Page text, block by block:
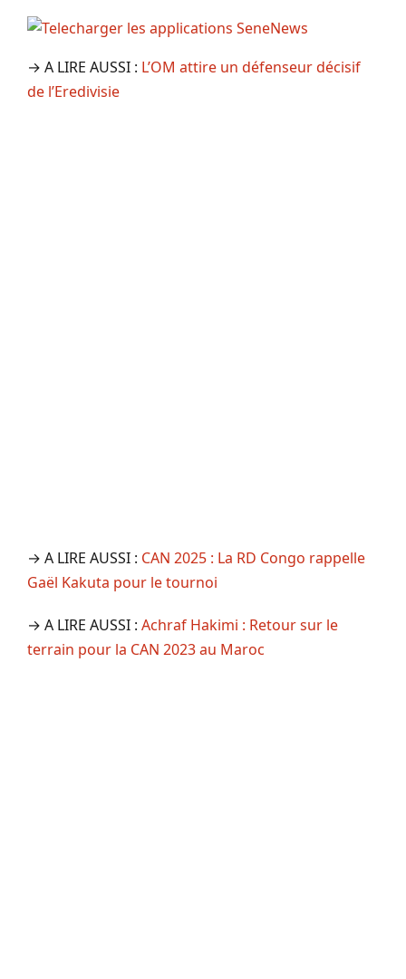
→ A LIRE AUSSI : L’OM attire un défenseur décisif
de l’Eredivisie
→ A LIRE AUSSI : CAN 2025 : La RD Congo rappelle
Gaël Kakuta pour le tournoi
→ A LIRE AUSSI : Achraf Hakimi : Retour sur le
terrain pour la CAN 2023 au Maroc